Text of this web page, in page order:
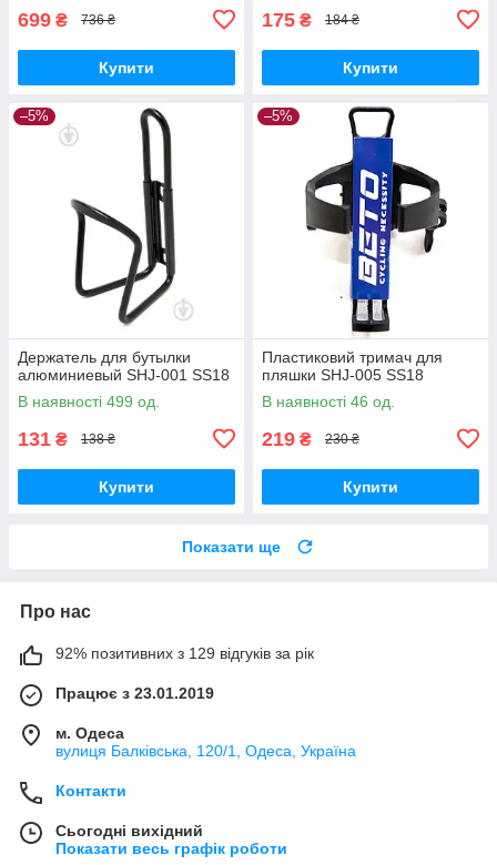
699 ₴ 736 ₴
Купити
175 ₴ 184 ₴
Купити
–5%
Держатель для бутылки
алюминиевый SHJ-001 SS18
В наявності 499 од.
131 ₴ 138 ₴
Купити
–5%
Пластиковий тримач для
пляшки SHJ-005 SS18
В наявності 46 од.
219 ₴ 230 ₴
Купити
Показати ще
Про нас
92% позитивних з 129 відгуків за рік
Працює з 23.01.2019
м. Одеса
вулиця Балківська, 120/1, Одеса, Україна
Контакти
Сьогодні вихідний
Показати весь графік роботи